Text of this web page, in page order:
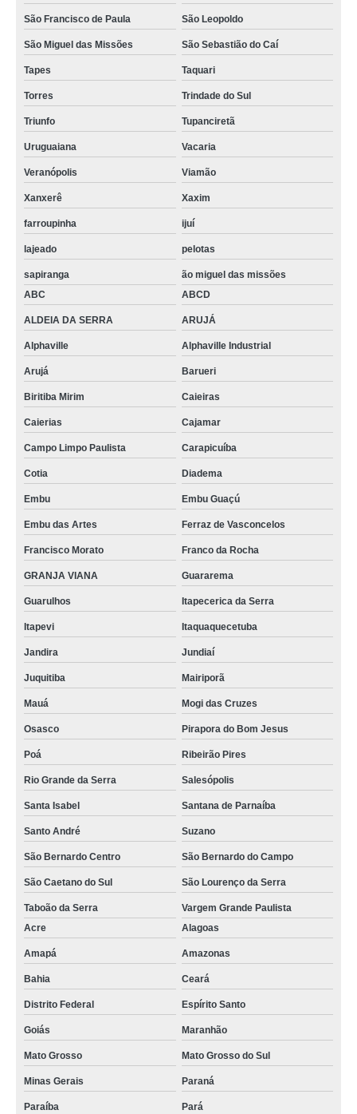
São Francisco de Paula São Leopoldo
São Miguel das Missões São Sebastião do Caí
Tapes Taquari
Torres Trindade do Sul
Triunfo Tupanciretã
Uruguaiana Vacaria
Veranópolis Viamão
Xanxerê Xaxim
farroupinha ijuí
lajeado pelotas
sapiranga
ão miguel das missões
ABC
ABCD
ALDEIA DA SERRA ARUJÁ
Alphaville Alphaville Industrial
Arujá Barueri
Biritiba Mirim Caieiras
Caierias Cajamar
Campo Limpo Paulista Carapicuíba
Cotia Diadema
Embu Embu Guaçú
Embu das Artes Ferraz de Vasconcelos
Francisco Morato Franco da Rocha
GRANJA VIANA Guararema
Guarulhos Itapecerica da Serra
Itapevi Itaquaquecetuba
Jandira Jundiaí
Juquitiba Mairiporã
Mauá Mogi das Cruzes
Osasco Pirapora do Bom Jesus
Poá Ribeirão Pires
Rio Grande da Serra Salesópolis
Santa Isabel Santana de Parnaíba
Santo André Suzano
São Bernardo Centro São Bernardo do Campo
São Caetano do Sul São Lourenço da Serra
Taboão da Serra
Vargem Grande Paulista
Acre
Alagoas
Amapá Amazonas
Bahia Ceará
Distrito Federal Espírito Santo
Goiás Maranhão
Mato Grosso Mato Grosso do Sul
Minas Gerais Paraná
Paraíba Pará